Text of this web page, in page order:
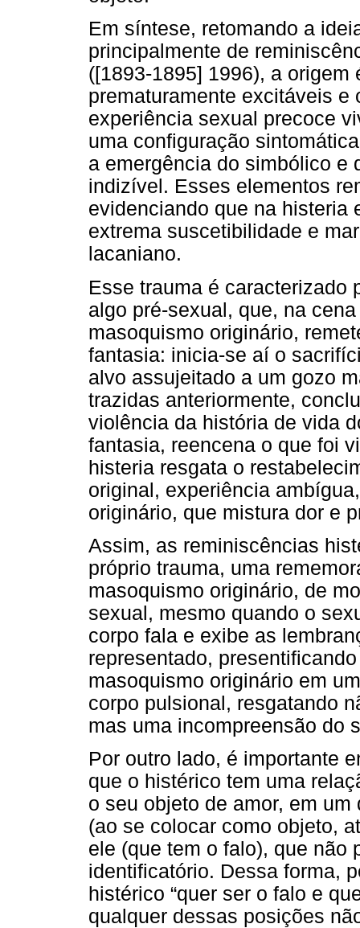
Em síntese, retomando a
principalmente de
([1893-1895] 1996), a
prematuramente excitáveis
experiência sexual precoce
uma configuração
a emergência do simbólico e
indizível. Esses elementos
evidenciando que na histeria
extrema suscetibilidade e
lacaniano.
Esse trauma é caracterizado
algo pré-sexual, que, na
masoquismo originário,
fantasia: inicia-se aí o
alvo assujeitado a um gozo
trazidas anteriormente,
violência da história de vida
fantasia, reencena o que foi
histeria resgata o
original, experiência
originário, que mistura dor e
Assim, as reminiscências
próprio trauma, uma
masoquismo originário, de
sexual, mesmo quando o
corpo fala e exibe as
representado,
masoquismo originário em
corpo pulsional, resgatando
mas uma incompreensão do
Por outro lado, é importante
que o histérico tem uma
o seu objeto de amor, em
(ao se colocar como objeto,
ele (que tem o falo), que não
identificatório. Dessa forma,
histérico “quer ser o falo e
qualquer dessas posições